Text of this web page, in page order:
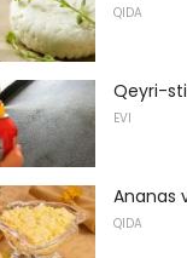
QIDA
Qeyri-
EVI
Ananas
QIDA